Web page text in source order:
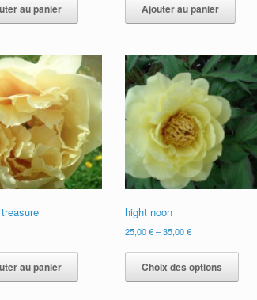
au panier Ajouter au panier
au panier
hight noon
25,00€–35,00€
Choix des options
a